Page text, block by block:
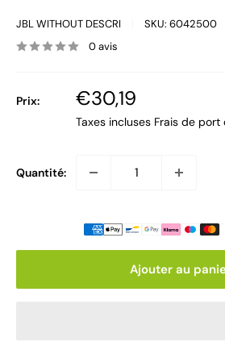
JBL WITHOUT DESCRI SKU: 6042500
0 avis
Prix: Prix
réduit
€30,19
Taxes incluses Frais de port
Quantité:
Ajouter au